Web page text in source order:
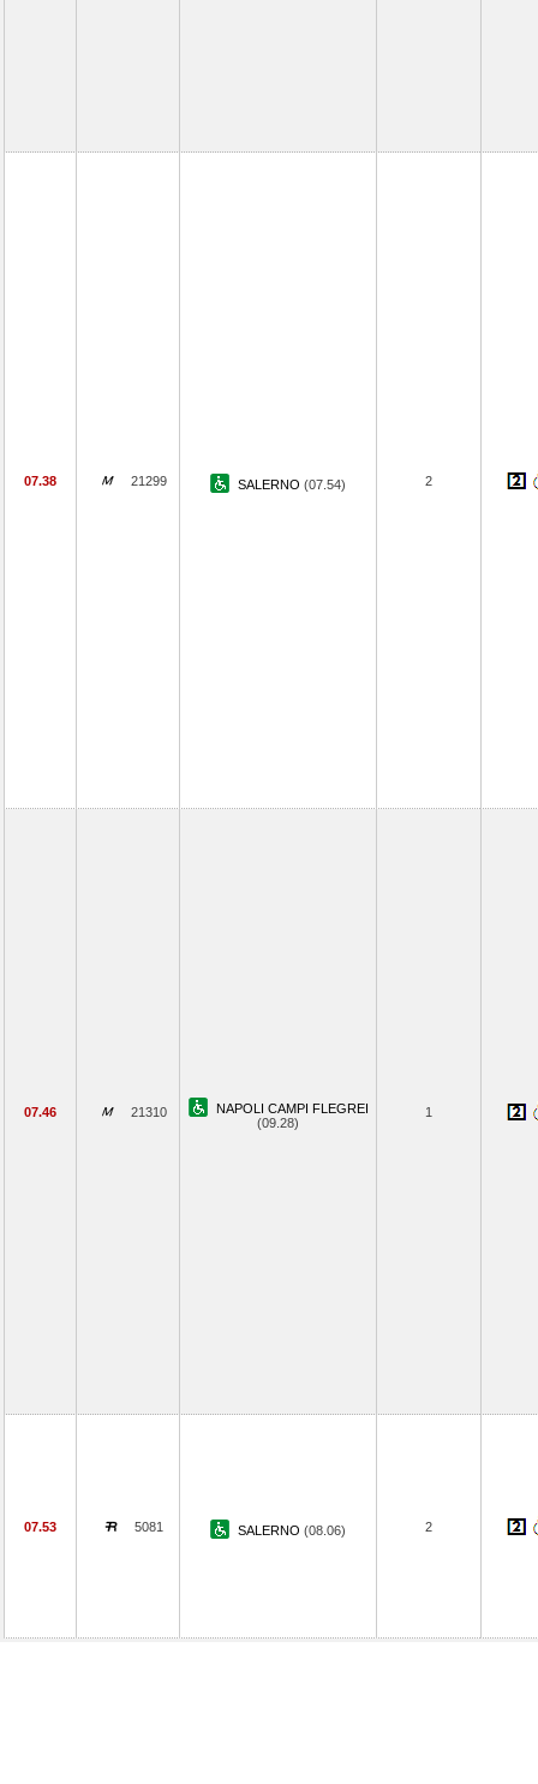
07.38 21299 SALERNO (07.54) 2
07.46 21310
NAPOLI CAMPI FLEGREI
(09.28)
1
07.53 5081 SALERNO (08.06) 2